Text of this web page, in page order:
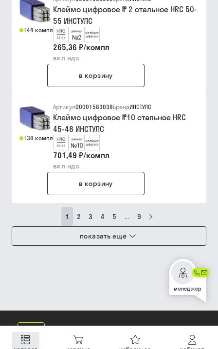
144 компл
Клеймо цифровое № 2 стальное HRC 50-
55 ИНСТУЛС
265,36 ₽/компл
вкл ндс
в корзину
138 компл
Артикул00001583038БрендИНСТУЛС
Клеймо цифровое №10 стальное HRC
45-48 ИНСТУЛС
701,49 ₽/компл
вкл ндс
в корзину
1 2 3 4 5 ... 9
показать ещё
менеджер